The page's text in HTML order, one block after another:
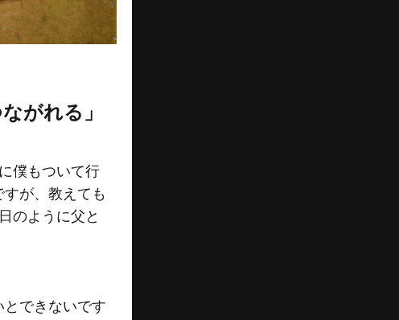
がれる」
僕もついて行
が、教えても
のように父と
できないです